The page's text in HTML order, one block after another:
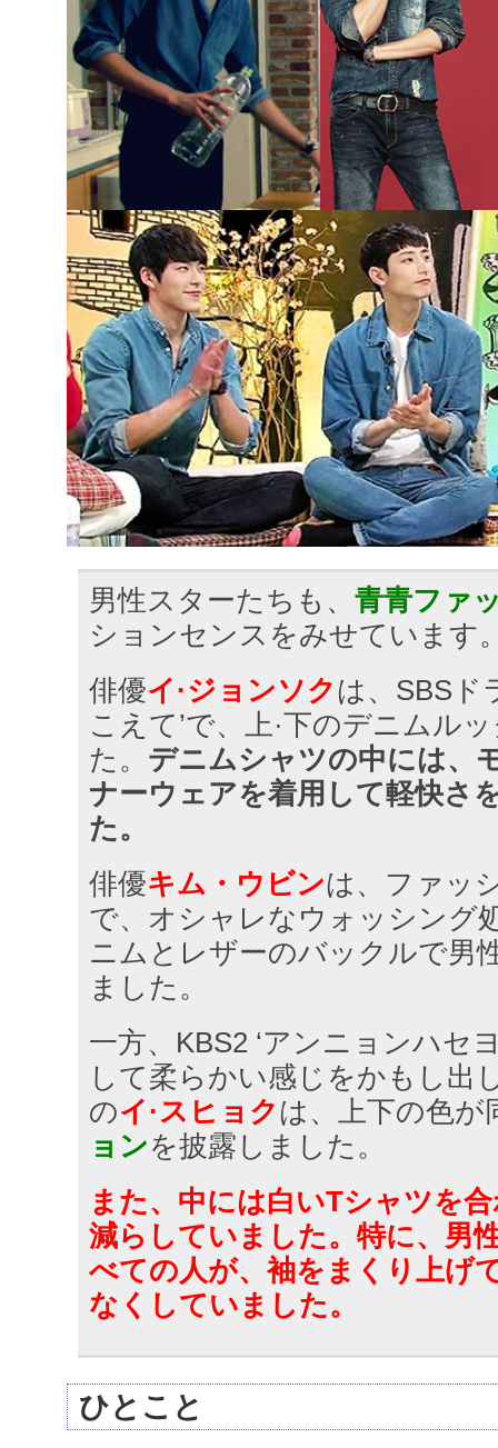
男性スターたちも、 青青ファ
ションセンスをみせています
俳優イ·ジョンソクは、SBSド
こえて’で、上·下のデニムル
た。 デニムシャツの中には、
ナーウェアを着用して軽快さ
た。
俳優キム・ウビンは、ファッ
で、オシャレなウォッシング
ニムとレザーのバックルで男
ました。
一方、KBS2 ‘アンニョンハセ
して柔らかい感じをかもし出
のイ·スヒョクは、上下の色が
ョンを披露しました。
また、中には白いTシャツを
減らしていました。特に、男
べての人が、袖をまくり上げ
なくしていました。
ひとこと